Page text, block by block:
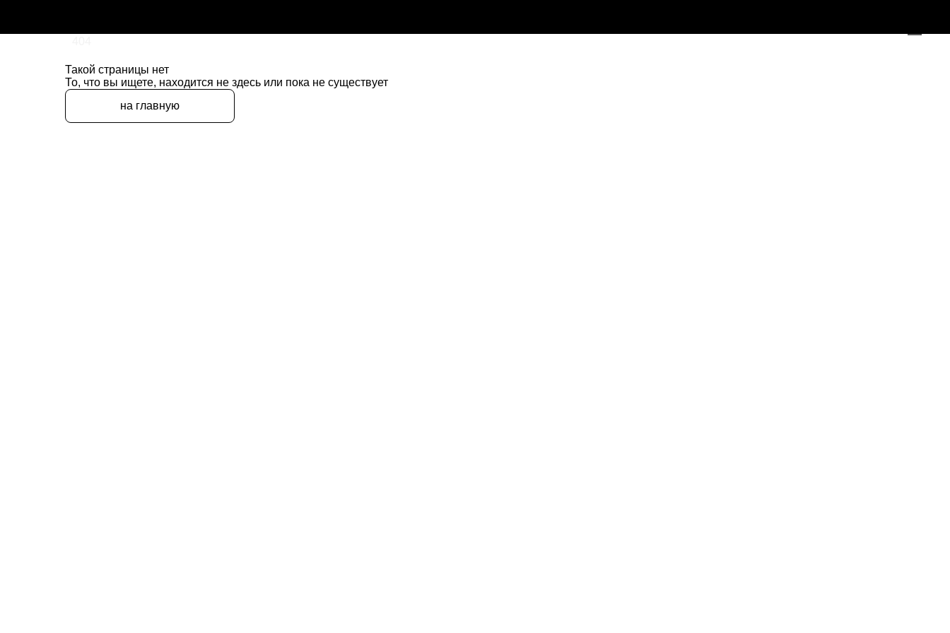
Такой страницы нет
То, что вы ищете, находится не здесь или пока не существует
на главную